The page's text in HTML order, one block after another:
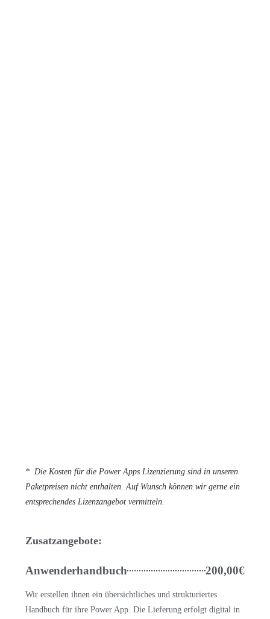
* Die Kosten für die Power Apps Lizenzierung sind in unseren
Paketpreisen nicht enthalten. Auf Wunsch können wir gerne ein
entsprechendes Lizenzangebot vermitteln.
Zusatzangebote:
Anwenderhandbuch 200,00€
Wir erstellen ihnen ein übersichtliches und strukturiertes
Handbuch für ihre Power App. Die Lieferung erfolgt digital in